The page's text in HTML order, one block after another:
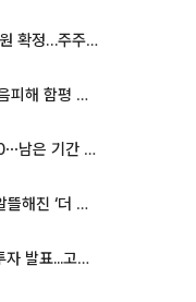
SK하이닉스, 분기배당 375원 확정…주주환원책 9월로 앞당겨 발표
이남오 함평군수, 군공항 소음피해 함평 보상 요구
'개편 전 마지막 수능' D-100⋯남은 기간 성적 올릴 전략은
효율·AI 더했다…더 강하고 알뜰해진 ‘더 뉴 그랜저 하이브리드’ [ET의 모빌리티]
미국, 핵심광물 30억 달러 투자 발표...고려아연 대미투자 언급